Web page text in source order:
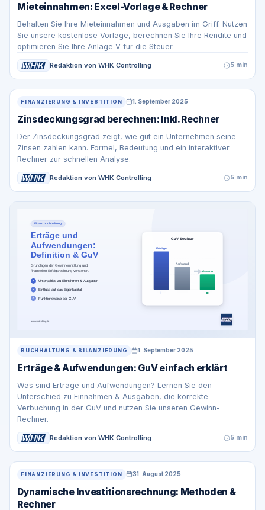
Mieteinnahmen: Excel-Vorlage & Rechner
Behalten Sie Ihre Mieteinnahmen und Ausgaben im Griff. Nutzen
Sie unsere kostenlose Vorlage, berechnen Sie Ihre Rendite und
optimieren Sie Ihre Anlage V für die Steuer.
Redaktion von WHK Controlling 5 min
FINANZIERUNG & INVESTITION 1. September 2025
Zinsdeckungsgrad berechnen: Inkl. Rechner
Der Zinsdeckungsgrad zeigt, wie gut ein Unternehmen seine
Zinsen zahlen kann. Formel, Bedeutung und ein interaktiver
Rechner zur schnellen Analyse.
Redaktion von WHK Controlling 5 min
BUCHHALTUNG & BILANZIERUNG 1. September 2025
Erträge & Aufwendungen: GuV einfach erklärt
Was sind Erträge und Aufwendungen? Lernen Sie den
Unterschied zu Einnahmen & Ausgaben, die korrekte
Verbuchung in der GuV und nutzen Sie unseren Gewinn-
Rechner.
Redaktion von WHK Controlling 5 min
FINANZIERUNG & INVESTITION 31. August 2025
Dynamische Investitionsrechnung: Methoden &
Rechner